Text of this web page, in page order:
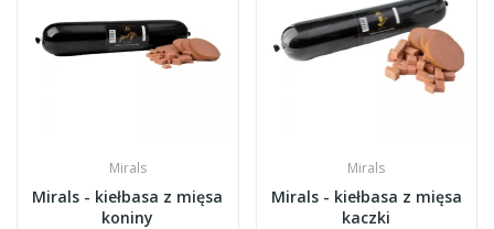
Mirals
Mirals - kiełbasa z mięsa
koniny
Mirals
Mirals - kiełbasa z mięsa
kaczki